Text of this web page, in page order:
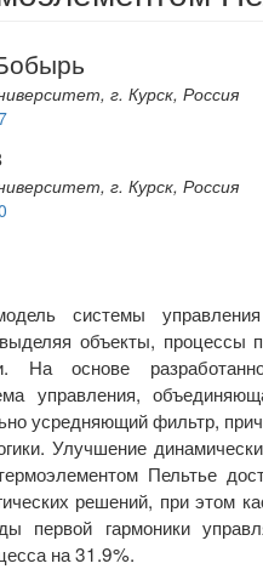
г. Курск, Россия
г. Курск, Россия
системы
объекты, процессы
основе
управления,
усредняющий фильтр,
Улучшение
Пельтье
решений, при этом
первой гармоники
на 31.9%.